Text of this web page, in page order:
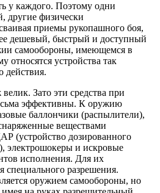
у каждого. Поэтому одни
другие физически
приемы рукопашного боя,
дешевый, быстрый и доступный
самообороны, имеющемся в
относятся устройства так
действия.
Зато эти средства при
эффективны. К оружию
баллончики (распылители),
веществами
(устройство дозированного
электрошокеры и искровые
исполнения. Для их
специального разрешения.
оружием самообороны, но